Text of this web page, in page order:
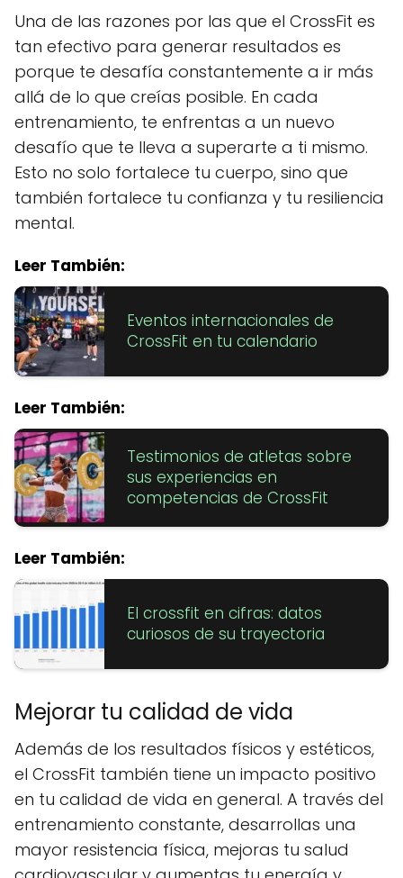
Una de las razones por las que el CrossFit es
tan efectivo para generar resultados es
porque te desafía constantemente a ir más
allá de lo que creías posible. En cada
entrenamiento, te enfrentas a un nuevo
desafío que te lleva a superarte a ti mismo.
Esto no solo fortalece tu cuerpo, sino que
también fortalece tu confianza y tu resiliencia
mental.
Leer También:
Eventos internacionales de
CrossFit en tu calendario
Leer También:
Testimonios de atletas sobre
sus experiencias en
competencias de CrossFit
Leer También:
El crossfit en cifras: datos
curiosos de su trayectoria
Mejorar tu calidad de vida
Además de los resultados físicos y estéticos,
el CrossFit también tiene un impacto positivo
en tu calidad de vida en general. A través del
entrenamiento constante, desarrollas una
mayor resistencia física, mejoras tu salud